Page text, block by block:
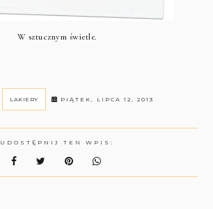
W sztucznym świetle.
LAKIERY PIĄTEK, LIPCA 12, 2013
UDOSTĘPNIJ TEN WPIS: